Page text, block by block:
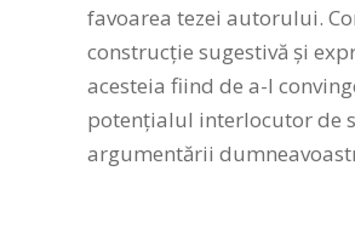
favoarea tezei autorului.
construcţie sugestivă şi
acesteia fiind de a-l
potenţialul interlocutor de
argumentării